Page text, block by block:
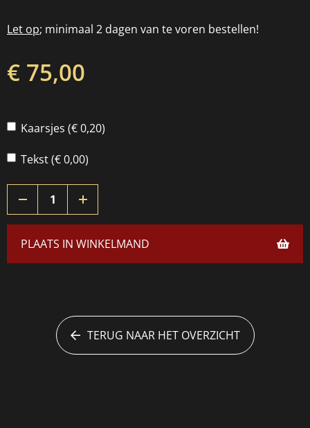
Let op; minimaal 2 dagen van te voren bestellen!
€ 75,00
Kaarsjes (€ 0,20)
Tekst (€ 0,00)
PLAATS IN WINKELMAND
TERUG NAAR HET OVERZICHT